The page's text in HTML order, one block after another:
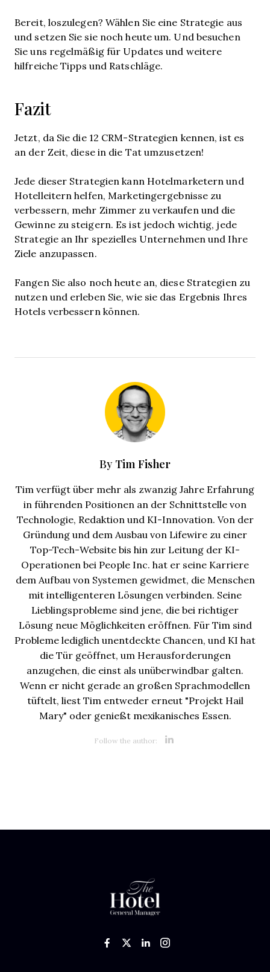
Bereit, loszulegen? Wählen Sie eine Strategie aus
und setzen Sie sie noch heute um. Und besuchen
Sie uns regelmäßig für Updates und weitere
hilfreiche Tipps und Ratschläge.
Fazit
Jetzt, da Sie die 12 CRM-Strategien kennen, ist es
an der Zeit, diese in die Tat umzusetzen!
Jede dieser Strategien kann Hotelmarketern und
Hotelleitern helfen, Marketingergebnisse zu
verbessern, mehr Zimmer zu verkaufen und die
Gewinne zu steigern. Es ist jedoch wichtig, jede
Strategie an Ihr spezielles Unternehmen und Ihre
Ziele anzupassen.
Fangen Sie also noch heute an, diese Strategien zu
nutzen und erleben Sie, wie sie das Ergebnis Ihres
Hotels verbessern können.
By Tim Fisher
Tim verfügt über mehr als zwanzig Jahre Erfahrung
in führenden Positionen an der Schnittstelle von
Technologie, Redaktion und KI-Innovation. Von der
Gründung und dem Ausbau von Lifewire zu einer
Top-Tech-Website bis hin zur Leitung der KI-
Operationen bei People Inc. hat er seine Karriere
dem Aufbau von Systemen gewidmet, die Menschen
mit intelligenteren Lösungen verbinden. Seine
Lieblingsprobleme sind jene, die bei richtiger
Lösung neue Möglichkeiten eröffnen. Für Tim sind
Probleme lediglich unentdeckte Chancen, und KI hat
die Tür geöffnet, um Herausforderungen
anzugehen, die einst als unüberwindbar galten.
Wenn er nicht gerade an großen Sprachmodellen
tüftelt, liest Tim entweder erneut "Projekt Hail
Mary" oder genießt mexikanisches Essen.
Follow the author:
Like us on Facebook
Follow us on Twitter
Add us on LinkedIn
Follow us on